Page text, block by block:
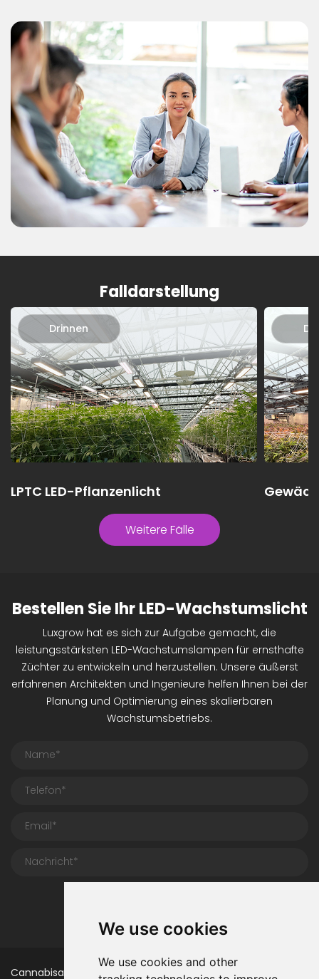
We use cookies
We use cookies and other
Falldarstellung
Drinnen
LPTC LED-Pflanzenlicht
Weitere Fälle
Bestellen Sie Ihr LED-Wachstumslicht
Luxgrow hat es sich zur Aufgabe gemacht, die
leistungsstärksten LED-Wachstumslampen für ernsthafte
Züchter zu entwickeln und herzustellen. Unsere äußerst
erfahrenen Architekten und Ingenieure helfen Ihnen bei der
Planung und Optimierung eines skalierbaren
Wachstumsbetriebs.
Cannabisanbau